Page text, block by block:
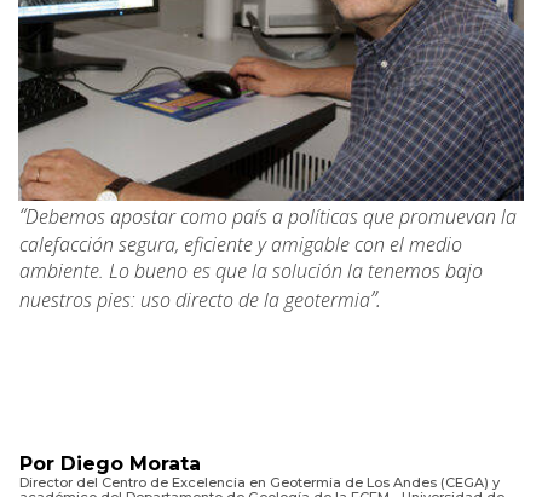
“Debemos apostar como país a políticas que promuevan la
calefacción segura, eficiente y amigable con el medio
ambiente. Lo bueno es que la solución la tenemos bajo
nuestros pies: uso directo de la geotermia”.
Por Diego Morata
Director del Centro de Excelencia en Geotermia de Los Andes (CEGA) y